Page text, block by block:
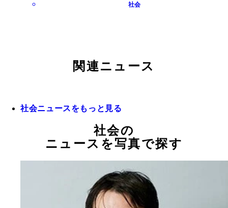
社会
関連ニュース
社会ニュースをもっと見る
社会の
ニュースを写真で探す